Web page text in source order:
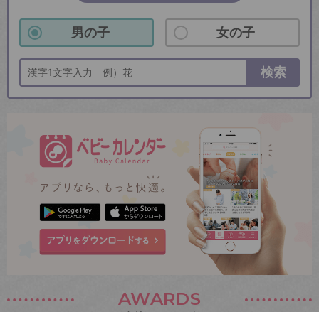
男の子 女の子
検索
AWARDS